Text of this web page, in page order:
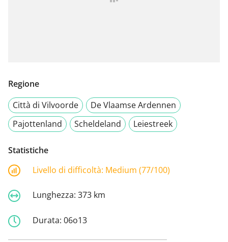
Regione
Città di Vilvoorde
De Vlaamse Ardennen
Pajottenland
Scheldeland Leiestreek
Statistiche
Livello di difficoltà: Medium (77/100)
Lunghezza: 373 km
Durata: 06o13